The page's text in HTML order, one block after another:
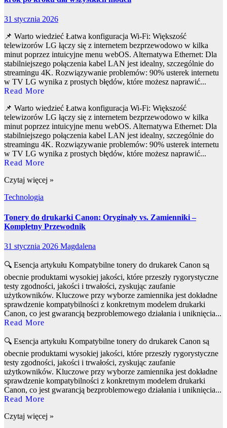
31 stycznia 2026
📌 Warto wiedzieć Łatwa konfiguracja Wi-Fi: Większość
telewizorów LG łączy się z internetem bezprzewodowo w kilka
minut poprzez intuicyjne menu webOS. Alternatywa Ethernet: Dla
stabilniejszego połączenia kabel LAN jest idealny, szczególnie do
streamingu 4K. Rozwiązywanie problemów: 90% usterek internetu
w TV LG wynika z prostych błędów, które możesz naprawić...
Read More
📌 Warto wiedzieć Łatwa konfiguracja Wi-Fi: Większość
telewizorów LG łączy się z internetem bezprzewodowo w kilka
minut poprzez intuicyjne menu webOS. Alternatywa Ethernet: Dla
stabilniejszego połączenia kabel LAN jest idealny, szczególnie do
streamingu 4K. Rozwiązywanie problemów: 90% usterek internetu
w TV LG wynika z prostych błędów, które możesz naprawić...
Read More
Czytaj więcej »
Technologia
Tonery do drukarki Canon: Oryginały vs. Zamienniki –
Kompletny Przewodnik
31 stycznia 2026 Magdalena
🔍 Esencja artykułu Kompatybilne tonery do drukarek Canon są
obecnie produktami wysokiej jakości, które przeszły rygorystyczne
testy zgodności, jakości i trwałości, zyskując zaufanie
użytkowników. Kluczowe przy wyborze zamiennika jest dokładne
sprawdzenie kompatybilności z konkretnym modelem drukarki
Canon, co jest gwarancją bezproblemowego działania i uniknięcia...
Read More
🔍 Esencja artykułu Kompatybilne tonery do drukarek Canon są
obecnie produktami wysokiej jakości, które przeszły rygorystyczne
testy zgodności, jakości i trwałości, zyskując zaufanie
użytkowników. Kluczowe przy wyborze zamiennika jest dokładne
sprawdzenie kompatybilności z konkretnym modelem drukarki
Canon, co jest gwarancją bezproblemowego działania i uniknięcia...
Read More
Czytaj więcej »